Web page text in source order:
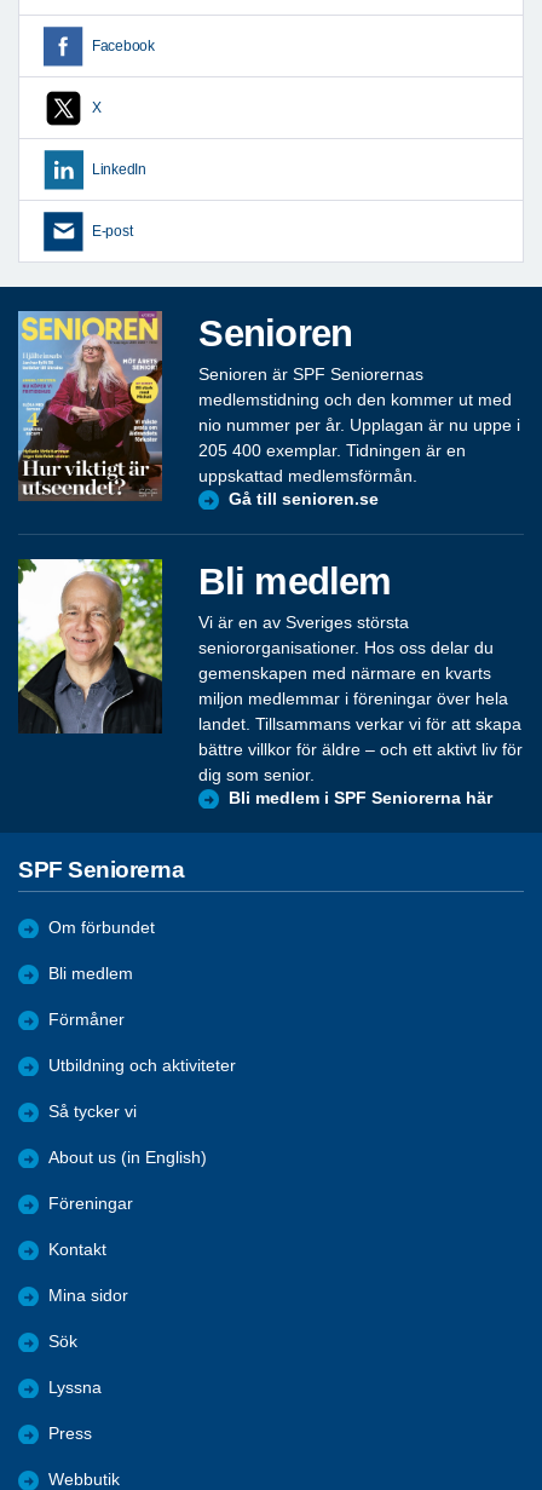
Facebook
X
LinkedIn
E-post
Senioren
Senioren är SPF Seniorernas
medlemstidning och den kommer ut med
nio nummer per år. Upplagan är nu uppe i
205 400 exemplar. Tidningen är en
uppskattad medlemsförmån.
Gå till senioren.se
Bli medlem
Vi är en av Sveriges största
seniororganisationer. Hos oss delar du
gemenskapen med närmare en kvarts
miljon medlemmar i föreningar över hela
landet. Tillsammans verkar vi för att skapa
bättre villkor för äldre – och ett aktivt liv för
dig som senior.
Bli medlem i SPF Seniorerna här
SPF Seniorerna
Om förbundet
Bli medlem
Förmåner
Utbildning och aktiviteter
Så tycker vi
About us (in English)
Föreningar
Kontakt
Mina sidor
Sök
Lyssna
Press
Webbutik